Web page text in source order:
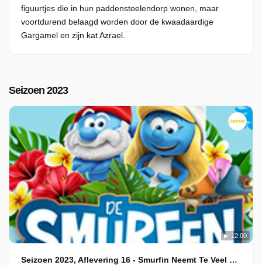
figuurtjes die in hun paddenstoelendorp wonen, maar
voortdurend belaagd worden door de kwaadaardige
Gargamel en zijn kat Azrael.
Seizoen 2023
12:00
Seizoen 2023, Aflevering 16 - Smurfin Neemt Te Veel Hooi Op Haar Vork!